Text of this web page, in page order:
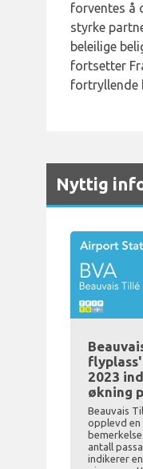
forventes å
styrke
beleilige
fortsetter
fortryllende
Nyttig
2023
økning
Beauvais
opplevd en
antall
indikerer